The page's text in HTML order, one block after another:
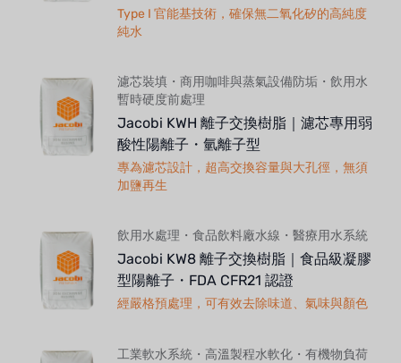
Type I 官能基技術，確保無二氧化矽的高純度
純水
濾芯裝填・商用咖啡與蒸氣設備防垢・飲用水
暫時硬度前處理
Jacobi KWH 離子交換樹脂｜濾芯專用弱
酸性陽離子・氫離子型
專為濾芯設計，超高交換容量與大孔徑，無須
加鹽再生
飲用水處理・食品飲料廠水線・醫療用水系統
Jacobi KW8 離子交換樹脂｜食品級凝膠
型陽離子・FDA CFR21 認證
經嚴格預處理，可有效去除味道、氣味與顏色
工業軟水系統・高溫製程水軟化・有機物負荷